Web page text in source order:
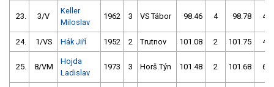
23. 3/V
Keller
Miloslav
1962 3 VS Tábor 98.46 4 98.78 4
24. 1/VS Hák Jiří 1952 2 Trutnov 101.08 2 101.75 4
25. 8/VM
Hojda
Ladislav
1973 3 Horš.Týn 101.48 2 101.68 6